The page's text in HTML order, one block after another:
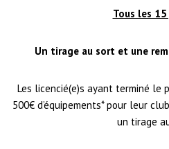
Tous les
Un tirage au sort et une
Les licencié(e)s ayant terminé
500€ d’équipements* pour leur
un tirage